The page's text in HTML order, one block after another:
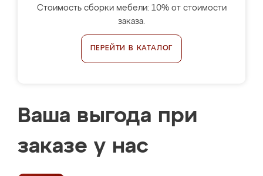
Стоимость сборки мебели: 10% от стоимости
заказа.
ПЕРЕЙТИ В КАТАЛОГ
Ваша выгода при
заказе у нас